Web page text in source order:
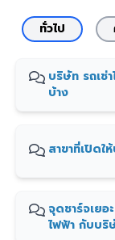
ทั่วไป
บริษัท รถเช่
บ้าง
สาขาที่เปิดใ
จุดชาร์จเยอ
ไฟฟ้า กับบริ